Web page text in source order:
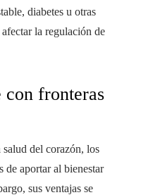
diabetes u otras
la regulación de
con fronteras
del corazón, los
de aportar al bienestar
sus ventajas se